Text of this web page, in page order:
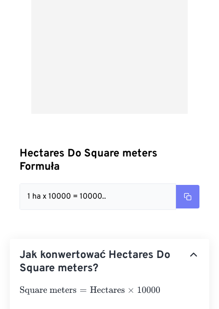
Hectares Do Square meters
Formuła
1 ha x 10000 = 10000..
Jak konwertować Hectares Do
Square meters?
Square meters= Hectares×10000